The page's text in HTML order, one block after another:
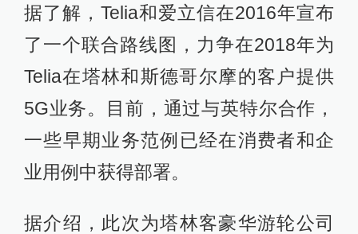
据了解，Telia和爱立信在2016年宣布
了一个联合路线图，力争在2018年为
Telia在塔林和斯德哥尔摩的客户提供
5G业务。目前，通过与英特尔合作，
一些早期业务范例已经在消费者和企
业用例中获得部署。
据介绍，此次为塔林客豪华游轮公司